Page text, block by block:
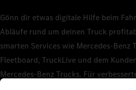
Gönn dir etwas digitale Hilfe beim
Abläufe rund um deinen Truck
smarten Services wie Mercedes‑Benz
Fleetboard, TruckLive und dem
Mercedes‑Benz Trucks. Für